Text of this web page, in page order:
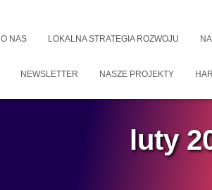
O NAS LOKALNA STRATEGIA ROZWOJU
NEWSLETTER NASZE PROJEKTY
luty